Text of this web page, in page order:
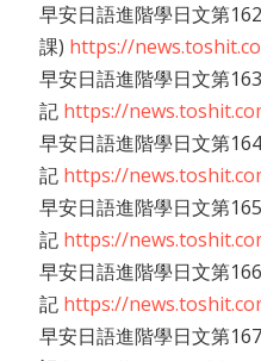
早安日語進階學日文第
課) https://
早安日語進階學日文第
記 https://
早安日語進階學日文第
記 https://
早安日語進階學日文第
記 https://
早安日語進階學日文第
記 https://
早安日語進階學日文第